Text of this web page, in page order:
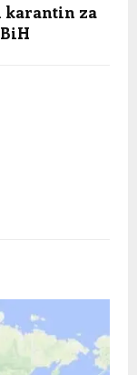
karantin za